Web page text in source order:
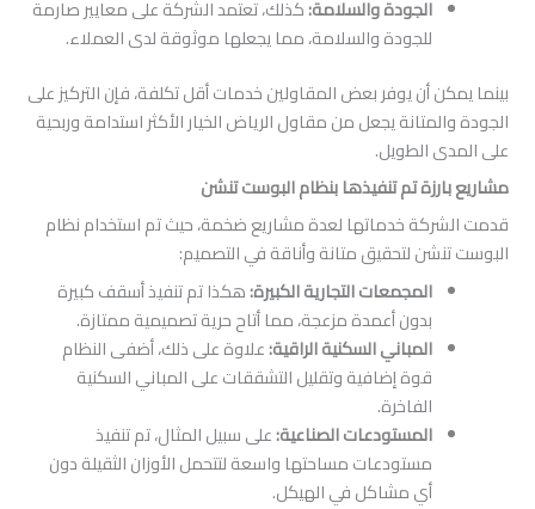
الجودة والسلامة:كذلك، تعتمد الشركة على معايير صارمة
للجودة والسلامة، مما يجعلها موثوقة لدى العملاء.
أن يوفر بعض المقاولين خدمات أقل تكلفة، فإن التركيز على
يجعل من مقاول الرياض الخيار الأكثر استدامة وربحية
تم تنفيذها بنظام البوست تنشن
خدماتها لعدة مشاريع ضخمة، حيث تم استخدام نظام
لتحقيق متانة وأناقة في التصميم:
المجمعات التجارية الكبيرة:هكذا تم تنفيذ أسقف كبيرة
بدون أعمدة مزعجة، مما أتاح حرية تصميمية ممتازة.
المباني السكنية الراقية:علاوة على ذلك، أضفى النظام
قوة إضافية وتقليل التشققات على المباني السكنية
المستودعات الصناعية:على سبيل المثال، تم تنفيذ
مستودعات مساحتها واسعة لتتحمل الأوزان الثقيلة دون
أي مشاكل في الهيكل.